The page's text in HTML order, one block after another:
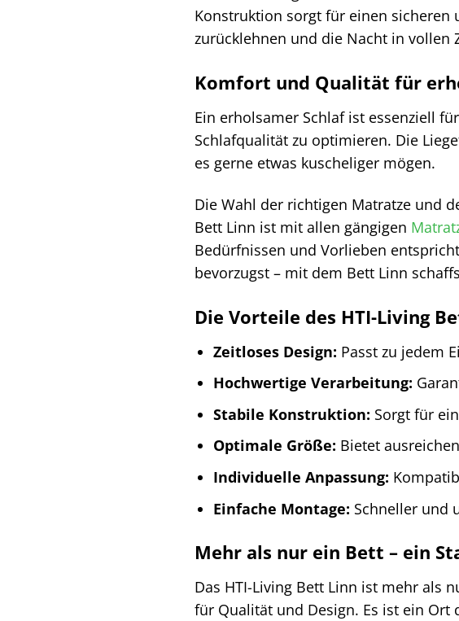
Konstruktion sorgt für einen sicheren
zurücklehnen und die Nacht in vollen
Komfort und Qualität für
Ein erholsamer Schlaf ist essenziell
Schlafqualität zu optimieren. Die
es gerne etwas kuscheliger mögen.
Die Wahl der richtigen Matratze und
Bett Linn ist mit allen gängigen
Bedürfnissen und Vorlieben
bevorzugst – mit dem Bett Linn
Die Vorteile des HTI-Living
Zeitloses Design: Passt zu jedem
Hochwertige Verarbeitung:
Stabile Konstruktion: Sorgt für
Optimale Größe: Bietet
Individuelle Anpassung:
Einfache Montage: Schneller und
Mehr als nur ein Bett – ein
Das HTI-Living Bett Linn ist mehr als
für Qualität und Design. Es ist ein Ort